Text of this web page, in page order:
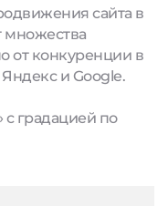
сайта в
множества
от конкуренции в
и Google.
с градацией по